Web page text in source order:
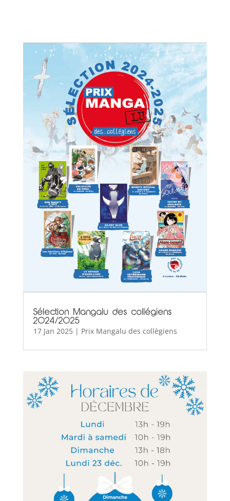
Sélection Mangalu des collégiens
2024/2025
17 Jan 2025| Prix Mangalu des collègiens